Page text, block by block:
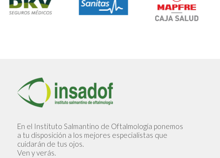
En el Instituto Salmantino de Oftalmología ponemos
a tu disposición a los mejores especialistas que
cuidarán de tus ojos.
Ven y verás.